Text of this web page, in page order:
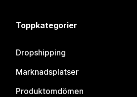
Toppkategorier
Dropshipping
Marknadsplatser
Produktomdömen